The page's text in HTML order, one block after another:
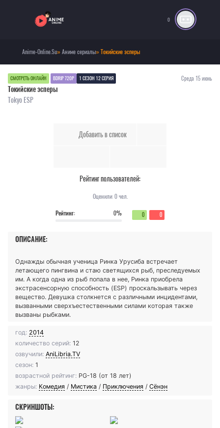
0
Anime-Online.Su»Аниме сериалы» Токийские эсперы
СМОТРЕТЬ ОНЛАЙН BDRIP 720P 1 СЕЗОН 12 СЕРИЯ Среда 15 июнь
Токийские эсперы
Tokyo ESP
Добавить в список
Рейтинг пользователей:
Оценили:0чел.
Рейтинг:
0% 0 0
ОПИСАНИЕ:
Однажды обычная ученица Ринка Урусиба встречает
летающего пингвина и стаю светящихся рыб, преследуемых
им. А когда одна из рыб попала в нее, Ринка приобрела
экстрасенсорную способность (ESP) проскальзывать через
вещество. Девушка столкнется с различными инцидентами,
вызванными сверхъестественными силами которая также
вызваны рыбками.
год: 2014
количество серий: 12
озвучили: AniLibria.TV
сезон: 1
возрастной рейтинг: PG-18 (от 18 лет)
жанры: Комедия / Мистика / Приключения / Сёнэн
СКРИНШОТЫ: